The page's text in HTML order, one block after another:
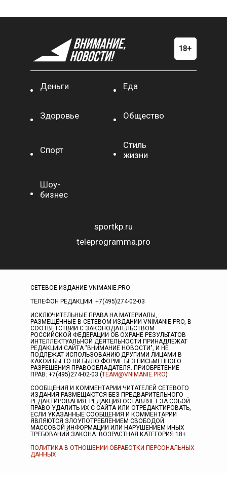
Деньги Еда
Здоровье Общество
Спорт
Стиль
жизни
Шоу-
бизнес
sportkp.ru
teleprogramma.pro
СЕТЕВОЕ ИЗДАНИЕ VNIMANIE.PRO
ТЕЛЕФОН РЕДАКЦИИ: +7(495)274-02-03
ИСКЛЮЧИТЕЛЬНЫЕ ПРАВА НА МАТЕРИАЛЫ,
РАЗМЕЩЁННЫЕ В СЕТЕВОМ ИЗДАНИИ VNIMANIE.PRO, В
СООТВЕТСТВИИ С ЗАКОНОДАТЕЛЬСТВОМ
РОССИЙСКОЙ ФЕДЕРАЦИИ ОБ ОХРАНЕ РЕЗУЛЬТАТОВ
ИНТЕЛЛЕКТУАЛЬНОЙ ДЕЯТЕЛЬНОСТИ ПРИНАДЛЕЖАТ
РЕДАКЦИИ САЙТА "ВНИМАНИЕ НОВОСТИ", И НЕ
ПОДЛЕЖАТ ИСПОЛЬЗОВАНИЮ ДРУГИМИ ЛИЦАМИ В
КАКОЙ БЫ ТО НИ БЫЛО ФОРМЕ БЕЗ ПИСЬМЕННОГО
РАЗРЕШЕНИЯ ПРАВООБЛАДАТЕЛЯ. ПРИОБРЕТЕНИЕ
ПРАВ: +7(495)274-02-03 (TEAM@VNIMANIE.PRO)
СООБЩЕНИЯ И КОММЕНТАРИИ ЧИТАТЕЛЕЙ СЕТЕВОГО
ИЗДАНИЯ РАЗМЕЩАЮТСЯ БЕЗ ПРЕДВАРИТЕЛЬНОГО
РЕДАКТИРОВАНИЯ. РЕДАКЦИЯ ОСТАВЛЯЕТ ЗА СОБОЙ
ПРАВО УДАЛИТЬ ИХ С САЙТА ИЛИ ОТРЕДАКТИРОВАТЬ,
ЕСЛИ УКАЗАННЫЕ СООБЩЕНИЯ И КОММЕНТАРИИ
ЯВЛЯЮТСЯ ЗЛОУПОТРЕБЛЕНИЕМ СВОБОДОЙ
МАССОВОЙ ИНФОРМАЦИИ ИЛИ НАРУШЕНИЕМ ИНЫХ
ТРЕБОВАНИЙ ЗАКОНА. ВОЗРАСТНАЯ КАТЕГОРИЯ 18+.
ПОЛИТИКА В ОТНОШЕНИИ ОБРАБОТКИ ПЕРСОНАЛЬНЫХ
ДАННЫХ.